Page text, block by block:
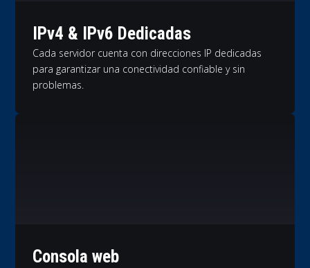
IPv4 & IPv6 Dedicadas
Cada servidor cuenta con direcciones IP dedicadas
para garantizar una conectividad confiable y sin
problemas.
Consola web